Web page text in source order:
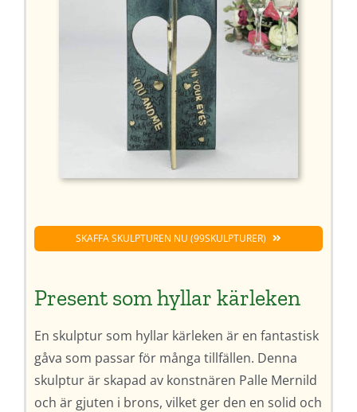
SKAFFA SKULPTUREN NU (99SKULPTURER)
Present som hyllar kärleken
En skulptur som hyllar kärleken är en fantastisk
gåva som passar för många tillfällen. Denna
skulptur är skapad av konstnären Palle Mernild
och är gjuten i brons, vilket ger den en solid och